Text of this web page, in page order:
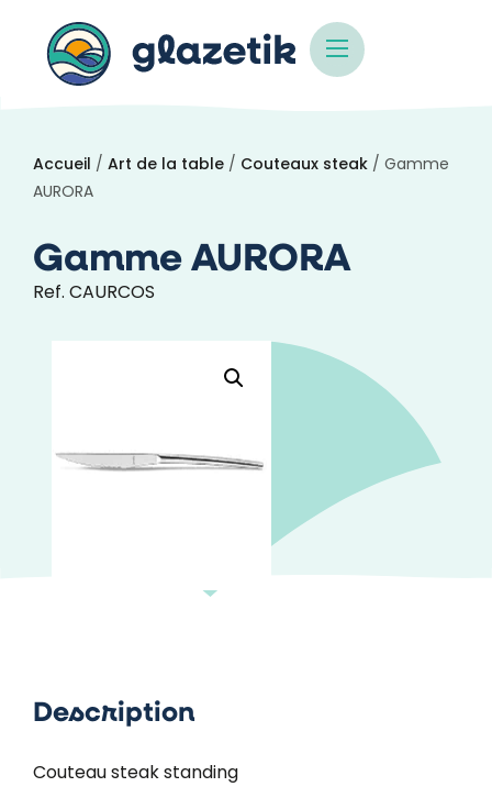
Accueil / Art de la table / Couteaux steak / Gamme
AURORA
Gamme AURORA
Ref. CAURCOS
Description
Couteau steak standing